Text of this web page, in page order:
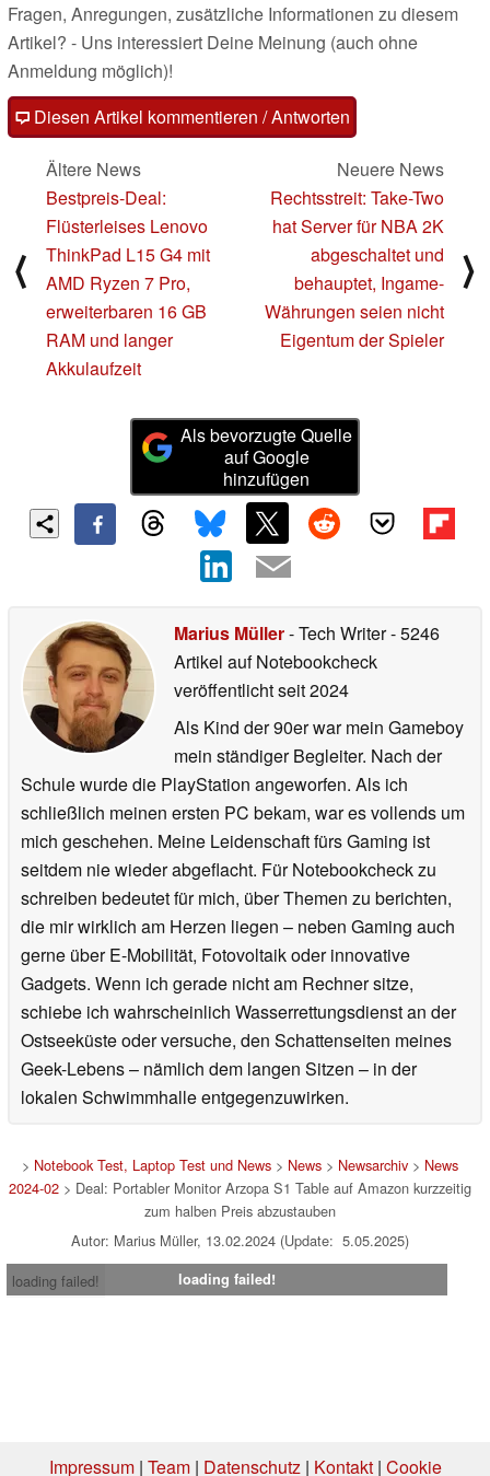
Fragen, Anregungen, zusätzliche Informationen zu diesem
Artikel? - Uns interessiert Deine Meinung (auch ohne
Anmeldung möglich)!
Diesen Artikel kommentieren / Antworten
⟨
Ältere News
Bestpreis-Deal:
Flüsterleises Lenovo
ThinkPad L15 G4 mit
AMD Ryzen 7 Pro,
erweiterbaren 16 GB
RAM und langer
Akkulaufzeit
Neuere News
Rechtsstreit: Take-Two
hat Server für NBA 2K
abgeschaltet und
behauptet, Ingame-
Währungen seien nicht
Eigentum der Spieler
⟩
Als bevorzugte Quelle
auf Google
hinzufügen
Marius Müller- Tech Writer- 5246
Artikel auf Notebookcheck
veröffentlichtseit 2024
Als Kind der 90er war mein Gameboy
mein ständiger Begleiter. Nach der
Schule wurde die PlayStation angeworfen. Als ich
schließlich meinen ersten PC bekam, war es vollends um
mich geschehen. Meine Leidenschaft fürs Gaming ist
seitdem nie wieder abgeflacht. Für Notebookcheck zu
schreiben bedeutet für mich, über Themen zu berichten,
die mir wirklich am Herzen liegen – neben Gaming auch
gerne über E-Mobilität, Fotovoltaik oder innovative
Gadgets. Wenn ich gerade nicht am Rechner sitze,
schiebe ich wahrscheinlich Wasserrettungsdienst an der
Ostseeküste oder versuche, den Schattenseiten meines
Geek-Lebens – nämlich dem langen Sitzen – in der
lokalen Schwimmhalle entgegenzuwirken.
> Notebook Test, Laptop Test und News> News> Newsarchiv> News
2024-02> Deal: Portabler Monitor Arzopa S1 Table auf Amazon kurzzeitig
zum halben Preis abzustauben
Autor: Marius Müller, 13.02.2024 (Update: 5.05.2025)
loading failed!
loading failed!
Impressum| Team| Datenschutz| Kontakt| Cookie